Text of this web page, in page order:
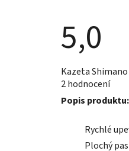
5,0
Průměrné
hodnocení
produktu
je
5,0
hvězdiček.
2 hodnocení
Kazeta
Popis produktu:
Rychlé
Plochý